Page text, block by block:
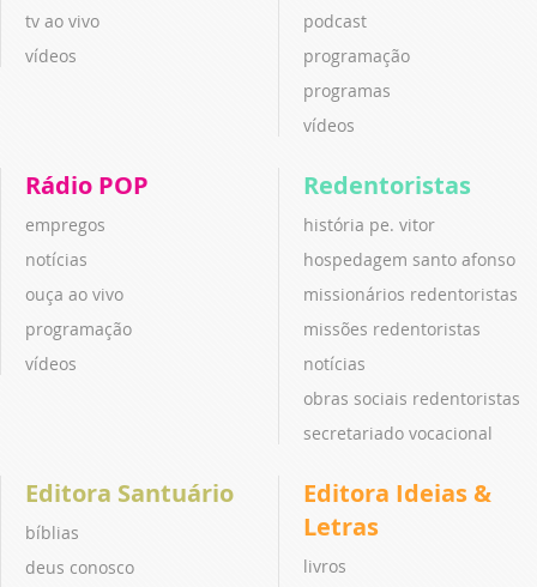
tv ao vivo
vídeos
podcast
programação
programas
vídeos
Rádio POP
empregos
notícias
ouça ao vivo
programação
vídeos
Redentoristas
história pe. vitor
hospedagem santo afonso
missionários redentoristas
missões redentoristas
notícias
obras sociais redentoristas
secretariado vocacional
Editora Santuário
bíblias
deus conosco
Editora Ideias &
Letras
livros